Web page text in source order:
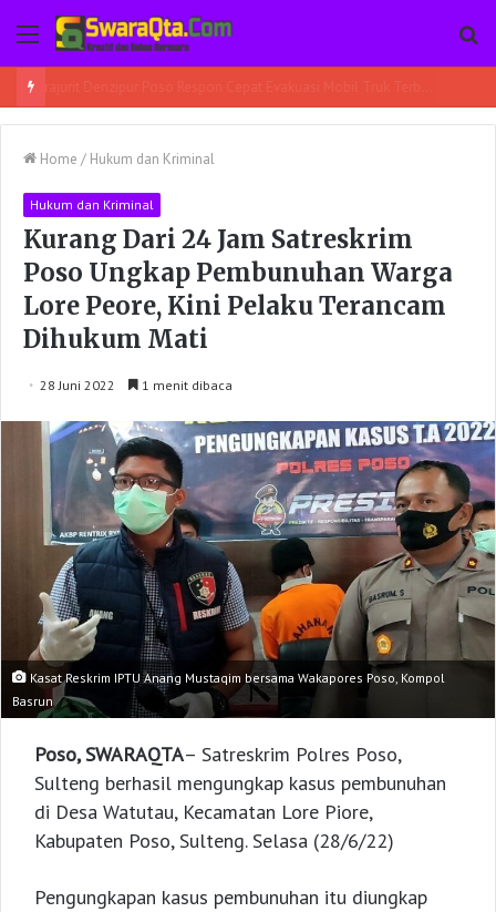
Menu
Home / Hukum dan Kriminal
Hukum dan Kriminal
Kurang Dari 24 Jam Satreskrim
Poso Ungkap Pembunuhan Warga
Lore Peore, Kini Pelaku Terancam
Dihukum Mati
28 Juni 2022 1 menit dibaca
Kasat Reskrim IPTU Anang Mustaqim bersama Wakapores Poso, Kompol
Basrun
Poso, SWARAQTA– Satreskrim Polres Poso,
Sulteng berhasil mengungkap kasus pembunuhan
di Desa Watutau, Kecamatan Lore Piore,
Kabupaten Poso, Sulteng. Selasa (28/6/22)
Pengungkapan kasus pembunuhan itu diungkap